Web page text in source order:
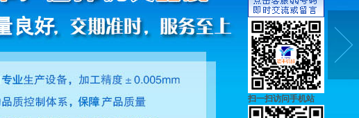
扫一扫访问手机站